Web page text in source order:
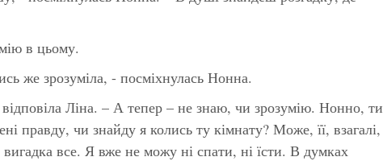
в цьому.
же зрозуміла, - посміхнулась Нонна.
Ліна. – А тепер – не знаю, чи зрозумію. Нонно, ти
правду, чи знайду я колись ту кімнату? Може, її, взагалі,
все. Я вже не можу ні спати, ні їсти. В думках